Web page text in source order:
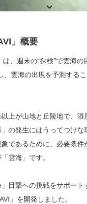
」概要
は、週末の“探検”で雲海
、雲海の出現を予測する
上が山地と丘陵地で、湿
の発生にはうってつけな
であるために、必要条件
雲海」です。
目撃への挑戦をサポート
」を開発しました。